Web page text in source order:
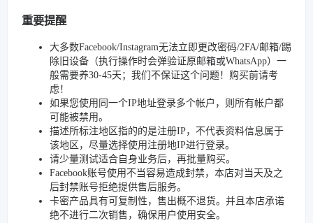
重要提醒
大多数Facebook/Instagram无法立即更改密码/2FA/邮箱/踢
除旧设备（执行操作时会弹验证原邮箱或WhatsApp）一
般需要养30-45天；我们不保证这个问题！购买前请考
虑！
如果您使用同一个IP地址登录多个帐户，则所有帐户都
可能被禁用。
描述所标注地区指的的是注册IP，不代表资料信息属于
该地区，尽量选择使用注册地IP进行登录。
请少量测试适合自身业务后，再批量购买。
Facebook账号使用不当容易造成封禁，本店对当天及之
后封禁账号拒绝提供售后服务。
卡密产品具有可复制性，售出概不退货。并且本店承诺
绝不进行二次销售，确保用户使用安全。